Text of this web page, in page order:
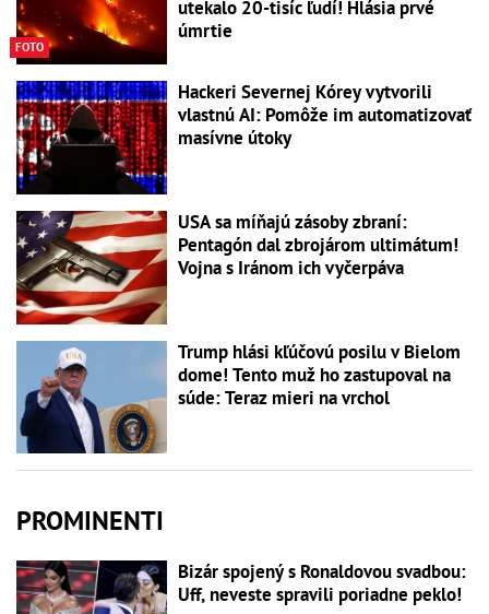
FOTO
utekalo 20-tisíc ľudí! Hlásia prvé
úmrtie
Hackeri Severnej Kórey vytvorili
vlastnú AI: Pomôže im automatizovať
masívne útoky
USA sa míňajú zásoby zbraní:
Pentagón dal zbrojárom ultimátum!
Vojna s Iránom ich vyčerpáva
Trump hlási kľúčovú posilu v Bielom
dome! Tento muž ho zastupoval na
súde: Teraz mieri na vrchol
PROMINENTI
Bizár spojený s Ronaldovou svadbou:
Uff, neveste spravili poriadne peklo!